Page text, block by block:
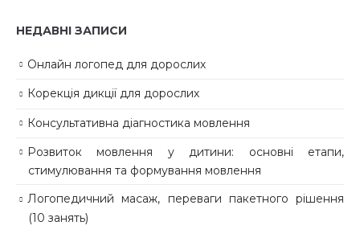
НЕДАВНІ ЗАПИСИ
Онлайн логопед для дорослих
Корекція дикції для дорослих
Консультативна діагностика мовлення
Розвиток мовлення у дитини: основні етапи,
стимулювання та формування мовлення
Логопедичний масаж, переваги пакетного рішення
(10 занять)